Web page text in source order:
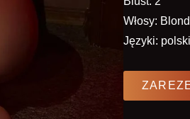
Włosy: Blond
Języki: